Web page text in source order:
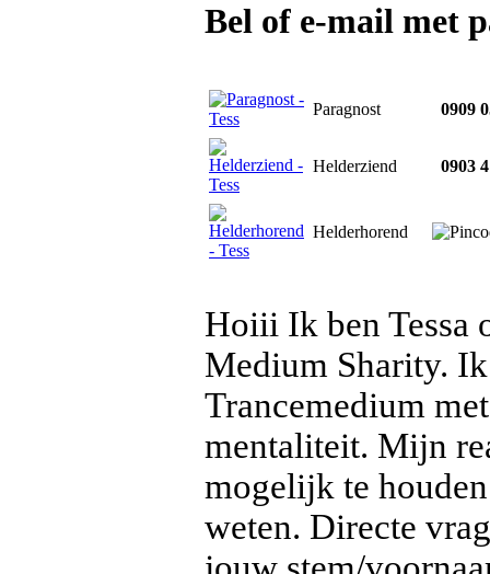
Bel of e-mail met
Paragnost 0909
Helderziend 0903
Helderhorend
Hoiii Ik ben Tessa
Medium Sharity.
Trancemedium
mentaliteit. Mijn
mogelijk te
weten. Directe